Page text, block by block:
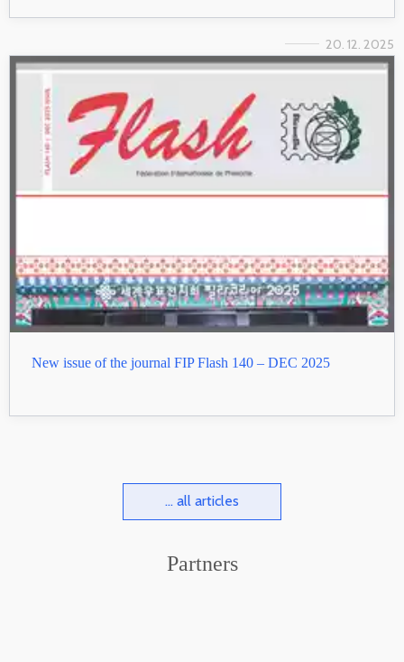
20. 12. 2025
New issue of the journal FIP Flash 140 – DEC 2025
... all articles
Partners